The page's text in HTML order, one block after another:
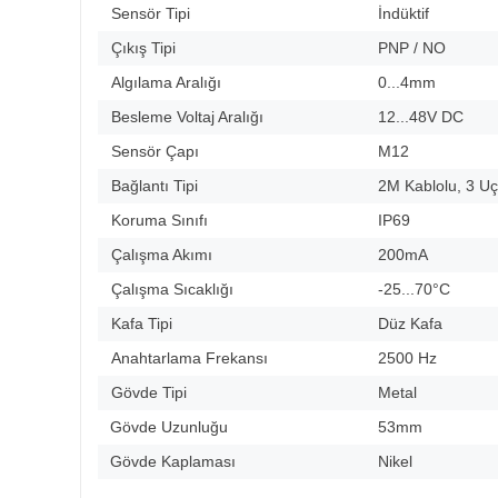
Sensör Tipi
İndüktif
Çıkış Tipi
PNP / NO
Algılama Aralığı
0...4mm
Besleme Voltaj Aralığı
12...48V DC
Sensör Çapı
M12
Bağlantı Tipi
2M Kablolu, 3
Koruma Sınıfı
IP69
Çalışma Akımı
200mA
Çalışma Sıcaklığı
-25...70°C
Kafa Tipi
Düz Kafa
Anahtarlama Frekansı
2500 Hz
Gövde Tipi
Metal
Gövde Uzunluğu
53mm
Gövde Kaplaması
Nikel